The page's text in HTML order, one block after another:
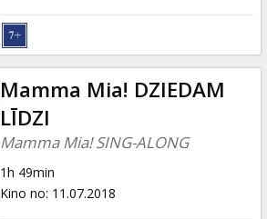
Mamma Mia! DZIEDAM
LĪDZI
Mamma Mia! SING-ALONG
1h 49min
Kino no: 11.07.2018